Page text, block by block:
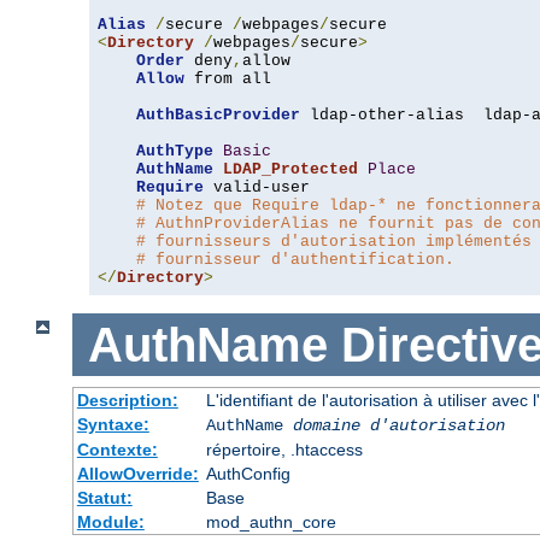
Alias
/secure /webpages/
<Directory /webpages/secure>
Order deny, allow
Allow from all
AuthBasicProvider ldap-other-alias  ldap-
AuthType
Basic
AuthName
LDAP_Protected
Place
Require valid-user
# Notez que Require ldap-* ne
# AuthnProviderAlias ne fournit pas de
# fournisseurs d'autorisation implémentés
# fournisseur d'authentification.
</Directory>
AuthName
Description:
L'identifiant de l'autorisation à utiliser avec
Syntaxe:
AuthName domaine d'autorisation
Contexte:
répertoire, .htaccess
AllowOverride: AuthConfig
Statut:
Base
Module:
mod_authn_core